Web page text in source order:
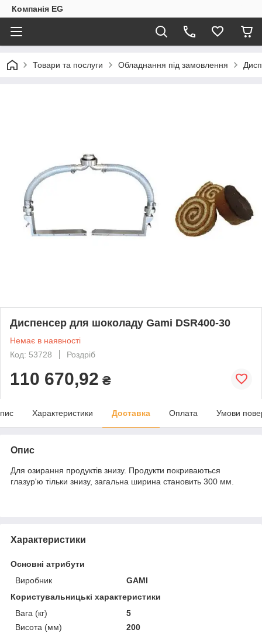
Компанія EG
Товари та послуги Обладнання під замовлення
Диспенсер для шоколаду Gami DSR400-30
Немає в наявності
Код: 53728
Роздріб
110 670,92 ₴
Характеристики Доставка Оплата Умови
Опис
Для озирання продуктів знизу. Продукти покриваються
глазур'ю тільки знизу, загальна ширина становить 300 мм.
Характеристики
Основні атрибути
Виробник
GAMI
Користувальницькі характеристики
Вага (кг)
5
Висота (мм)
200